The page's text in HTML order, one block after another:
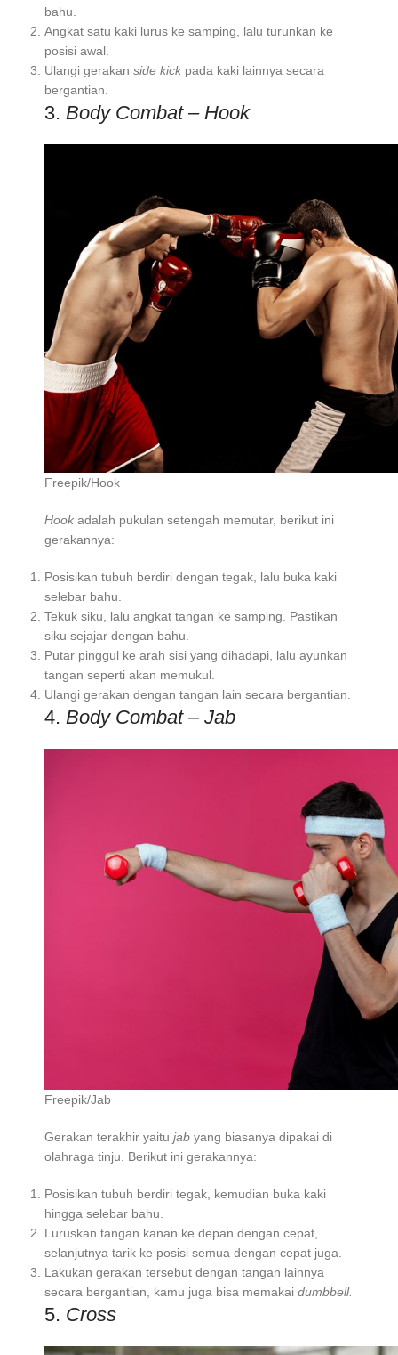
bahu.
Angkat satu kaki lurus ke samping, lalu turunkan ke
posisi awal.
Ulangi gerakan side kick pada kaki lainnya secara
bergantian.
3. Body Combat – Hook
Freepik/Hook
Hook adalah pukulan setengah memutar, berikut ini
gerakannya:
Posisikan tubuh berdiri dengan tegak, lalu buka kaki
selebar bahu.
Tekuk siku, lalu angkat tangan ke samping. Pastikan
siku sejajar dengan bahu.
Putar pinggul ke arah sisi yang dihadapi, lalu ayunkan
tangan seperti akan memukul.
Ulangi gerakan dengan tangan lain secara bergantian.
4. Body Combat – Jab
Freepik/Jab
Gerakan terakhir yaitu jab yang biasanya dipakai di
olahraga tinju. Berikut ini gerakannya:
Posisikan tubuh berdiri tegak, kemudian buka kaki
hingga selebar bahu.
Luruskan tangan kanan ke depan dengan cepat,
selanjutnya tarik ke posisi semua dengan cepat juga.
Lakukan gerakan tersebut dengan tangan lainnya
secara bergantian, kamu juga bisa memakai dumbbell.
5. Cross